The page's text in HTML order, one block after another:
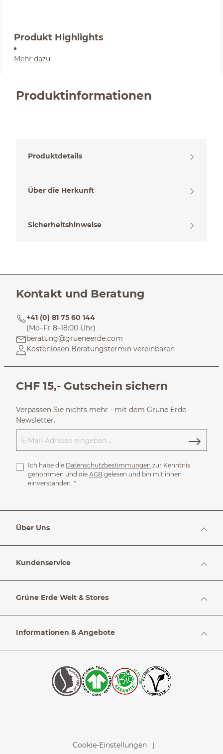
Produkt Highlights
Mehr dazu
Produktinformationen
Produktdetails
Über die Herkunft
Sicherheitshinweise
Kontakt und Beratung
+41 (0) 81 75 60 144
(Mo–Fr 8–18:00 Uhr)
beratung@grueneerde.com
Kostenlosen Beratungstermin vereinbaren
CHF 15,- Gutschein sichern
Verpassen Sie nichts mehr - mit dem Grüne Erde
Newsletter.
Ich habe die Datenschutzbestimmungen zur Kenntnis
genommen und die AGB gelesen und bin mit ihnen
einverstanden. *
Über Uns
Kundenservice
Grüne Erde Welt & Stores
Informationen & Angebote
Cookie-Einstellungen